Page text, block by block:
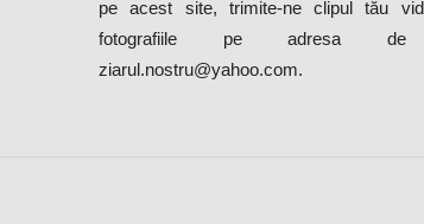
pe acest site, trimite-ne clipul tău
fotografiile pe adresa
ziarul.nostru@yahoo.com.